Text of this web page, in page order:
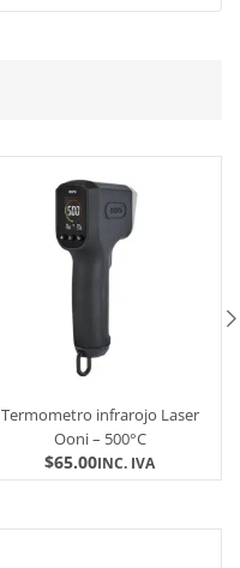
Termometro infrarojo Laser
Ooni – 500°C
$65.00INC. IVA